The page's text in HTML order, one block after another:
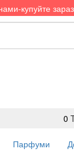
купуйте
0
Парфуми